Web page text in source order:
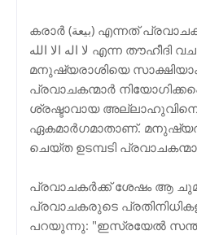
കരാർ (بيعة) എന്നത് പ്രവാചകരുടെ കർത്തവ്യമാണ്.
لا اله الا الله എന്ന തൗഹീദി വചനത്തിനു
മനുഷ്യരാശിയെ
പ്രവാചകന്മാർ
ശ്രഷ്ടാവായ
ഏകമാർഗമാതാണ്.
ചെയ്ത ഉടമ്പടി
പ്രവാചകർക്ക്‌ ശേഷം ആ
പ്രവാചകരുടെ
പറയുന്നു: "ഇസ്രയേൽ